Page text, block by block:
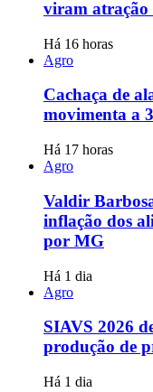
viram atração
Há 16 horas
Agro
Cachaça de
movimenta a
Há 17 horas
Agro
Valdir
inflação dos
por MG
Há 1 dia
Agro
SIAVS 2026
produção de
Há 1 dia